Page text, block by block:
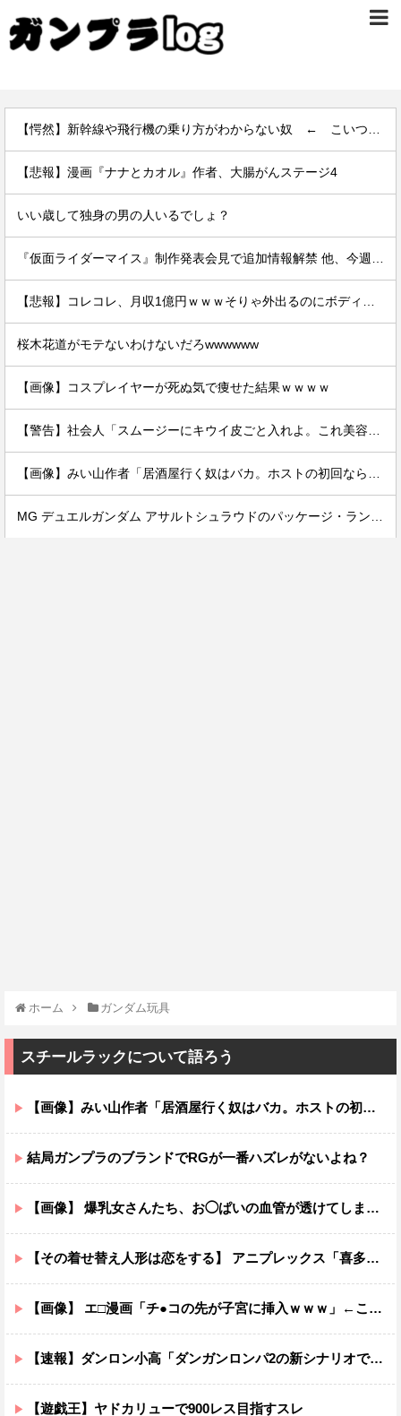
【悲報】漫画『ナナとカオル』作者、大腸がんステージ4
いい歳して独身の男の人いるでしょ？
桜木花道がモテないわけないだろwwwwww
【画像】コスプレイヤーが死ぬ気で痩せた結果ｗｗｗｗ
ホーム ガンダム玩具
スチールラックについて語ろう
【画像】みい山作者「居酒屋行く奴はバカ。ホストの初回なら居酒屋より安く飲めてイケメンにチヤホヤされる」
結局ガンプラのブランドでRGが一番ハズレがないよね？
【画像】 爆乳女さんたち、お◯ぱいの血管が透けてしまうｗｗｗwｗｗｗｗｗｗｗｗ❤
【その着せ替え人形は恋をする】 アニプレックス「喜多川海夢 レースクイーンVer.」フィギュア【再販予約開始】
【画像】 エ□漫画「チ●コの先が子宮に挿入ｗｗｗ」←これ有り得るの？ｗｗ
【速報】ダンロン小高「ダンガンロンパ2の新シナリオでは、人気キャラも殺していきますw」
【遊戯王】ヤドカリューで900レス目指すスレ